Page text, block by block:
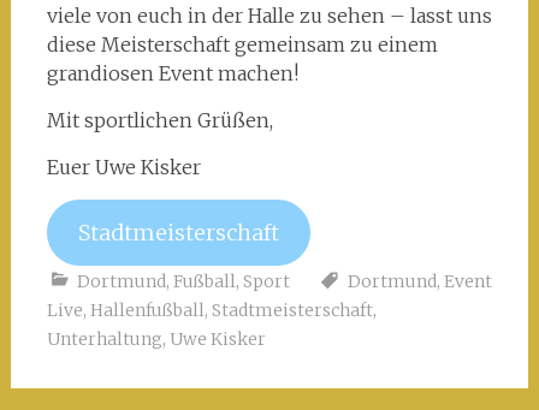
viele von euch in der Halle zu sehen – lasst uns
diese Meisterschaft gemeinsam zu einem
grandiosen Event machen!
Mit sportlichen Grüßen,
Euer Uwe Kisker
Stadtmeisterschaft
Dortmund, Fußball, Sport Dortmund, Event
Live, Hallenfußball, Stadtmeisterschaft,
Unterhaltung, Uwe Kisker